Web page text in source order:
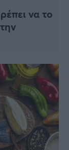
να το